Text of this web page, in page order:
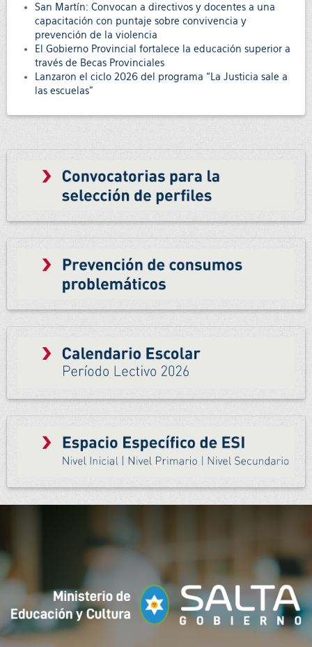
San Martín: Convocan a directivos y docentes a una
capacitación con puntaje sobre convivencia y
prevención de la violencia
El Gobierno Provincial fortalece la educación superior a
través de Becas Provinciales
Lanzaron el ciclo 2026 del programa “La Justicia sale a
las escuelas”